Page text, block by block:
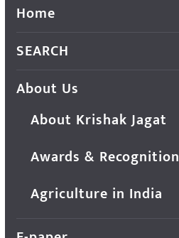
Home
SEARCH
About Us
About Krishak Jagat
Awards & Recognition
Agriculture in India